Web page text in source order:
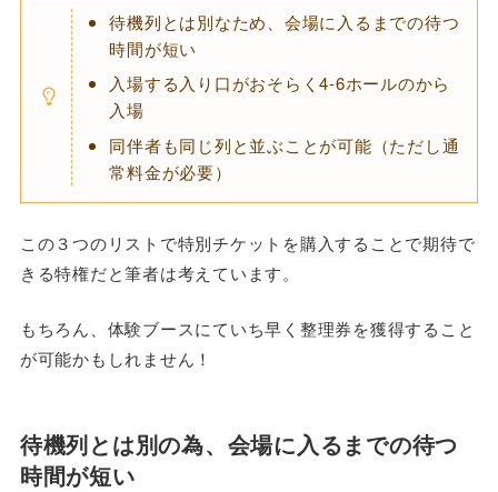
待機列とは別なため、会場に入るまでの待つ
時間が短い
入場する入り口がおそらく4-6ホールのから
入場
同伴者も同じ列と並ぶことが可能（ただし通
常料金が必要）
この３つのリストで特別チケットを購入することで期待で
きる特権だと筆者は考えています。
もちろん、体験ブースにていち早く整理券を獲得すること
が可能かもしれません！
待機列とは別の為、会場に入るまでの待つ
時間が短い